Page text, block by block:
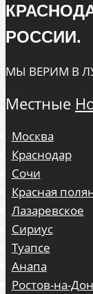
РОССИИ.
МЫ ВЕРИМ В
Местные
Москва
Краснодар
Сочи
Красная
Лазаревское
Сириус
Туапсе
Анапа
Ростов-на-